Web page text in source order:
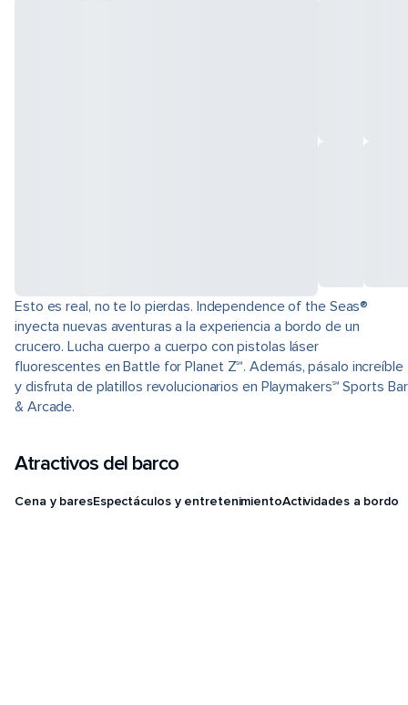
Esto es real, no te lo pierdas. Independence of the Seas®
inyecta nuevas aventuras a la experiencia a bordo de un
crucero. Lucha cuerpo a cuerpo con pistolas láser
fluorescentes en Battle for Planet Z℠. Además, pásalo increíble
y disfruta de platillos revolucionarios en Playmakers℠ Sports Bar
& Arcade.
Atractivos del barco
Cena y baresEspectáculos y entretenimientoActividades a bordo